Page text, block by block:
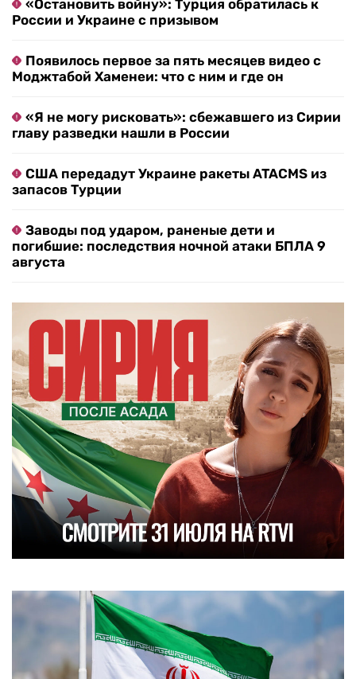
«Остановить войну»: Турция обратилась к
России и Украине с призывом
Появилось первое за пять месяцев видео с
Моджтабой Хаменеи: что с ним и где он
«Я не могу рисковать»: сбежавшего из Сирии
главу разведки нашли в России
США передадут Украине ракеты ATACMS из
запасов Турции
Заводы под ударом, раненые дети и
погибшие: последствия ночной атаки БПЛА 9
августа